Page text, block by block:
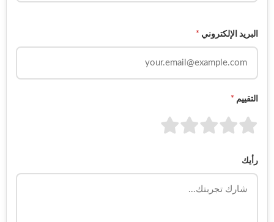
البريد الإلكتروني *
التقييم *
رأيك